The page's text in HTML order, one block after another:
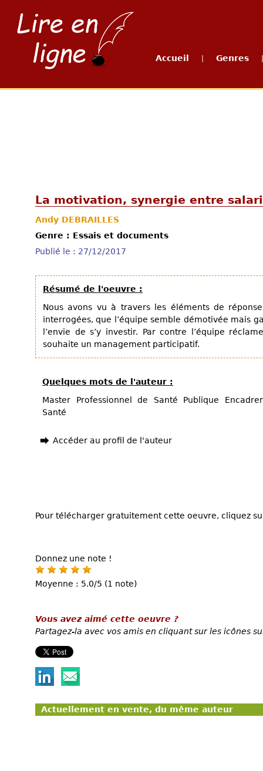
Accueil Genres
La motivation, synergie entre
Andy DEBRAILLES
Genre : Essais et documents
Publié le : 27/12/2017
Résumé de l'oeuvre :
Nous avons vu à travers les éléments de
interrogées, que l’équipe semble démotivée mais
l’envie de s’y investir. Par contre l’équipe
souhaite un management participatif.
Quelques mots de l'auteur :
Master Professionnel de Santé Publique
Santé
Accéder au profil de l'auteur
Pour télécharger gratuitement cette oeuvre, cliquez
Donnez une note !
Moyenne : 5.0/5 (1 note)
Vous avez aimé cette oeuvre ?
Partagez-la avec vos amis en cliquant sur les icônes
Actuellement en vente, du même auteur